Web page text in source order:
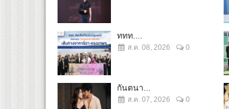
ททท....
ส.ค. 08, 2026 0
กันตนา...
ส.ค. 07, 2026 0